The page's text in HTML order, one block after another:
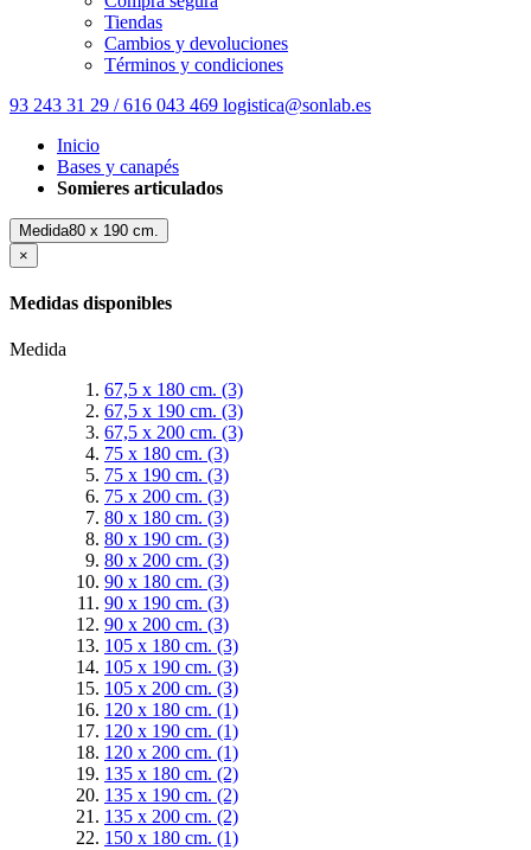
Tiendas
Cambios y devoluciones
Términos y condiciones
93 243 31 29 / 616 043 469 logistica@sonlab.es
Inicio
Bases y canapés
Somieres articulados
Medida80 x 190 cm.
×
Medidas disponibles
Medida
67,5 x 180 cm. (3)
67,5 x 190 cm. (3)
67,5 x 200 cm. (3)
75 x 180 cm. (3)
75 x 190 cm. (3)
75 x 200 cm. (3)
80 x 180 cm. (3)
80 x 190 cm. (3)
80 x 200 cm. (3)
90 x 180 cm. (3)
90 x 190 cm. (3)
90 x 200 cm. (3)
105 x 180 cm. (3)
105 x 190 cm. (3)
105 x 200 cm. (3)
120 x 180 cm. (1)
120 x 190 cm. (1)
120 x 200 cm. (1)
135 x 180 cm. (2)
135 x 190 cm. (2)
135 x 200 cm. (2)
150 x 180 cm. (1)